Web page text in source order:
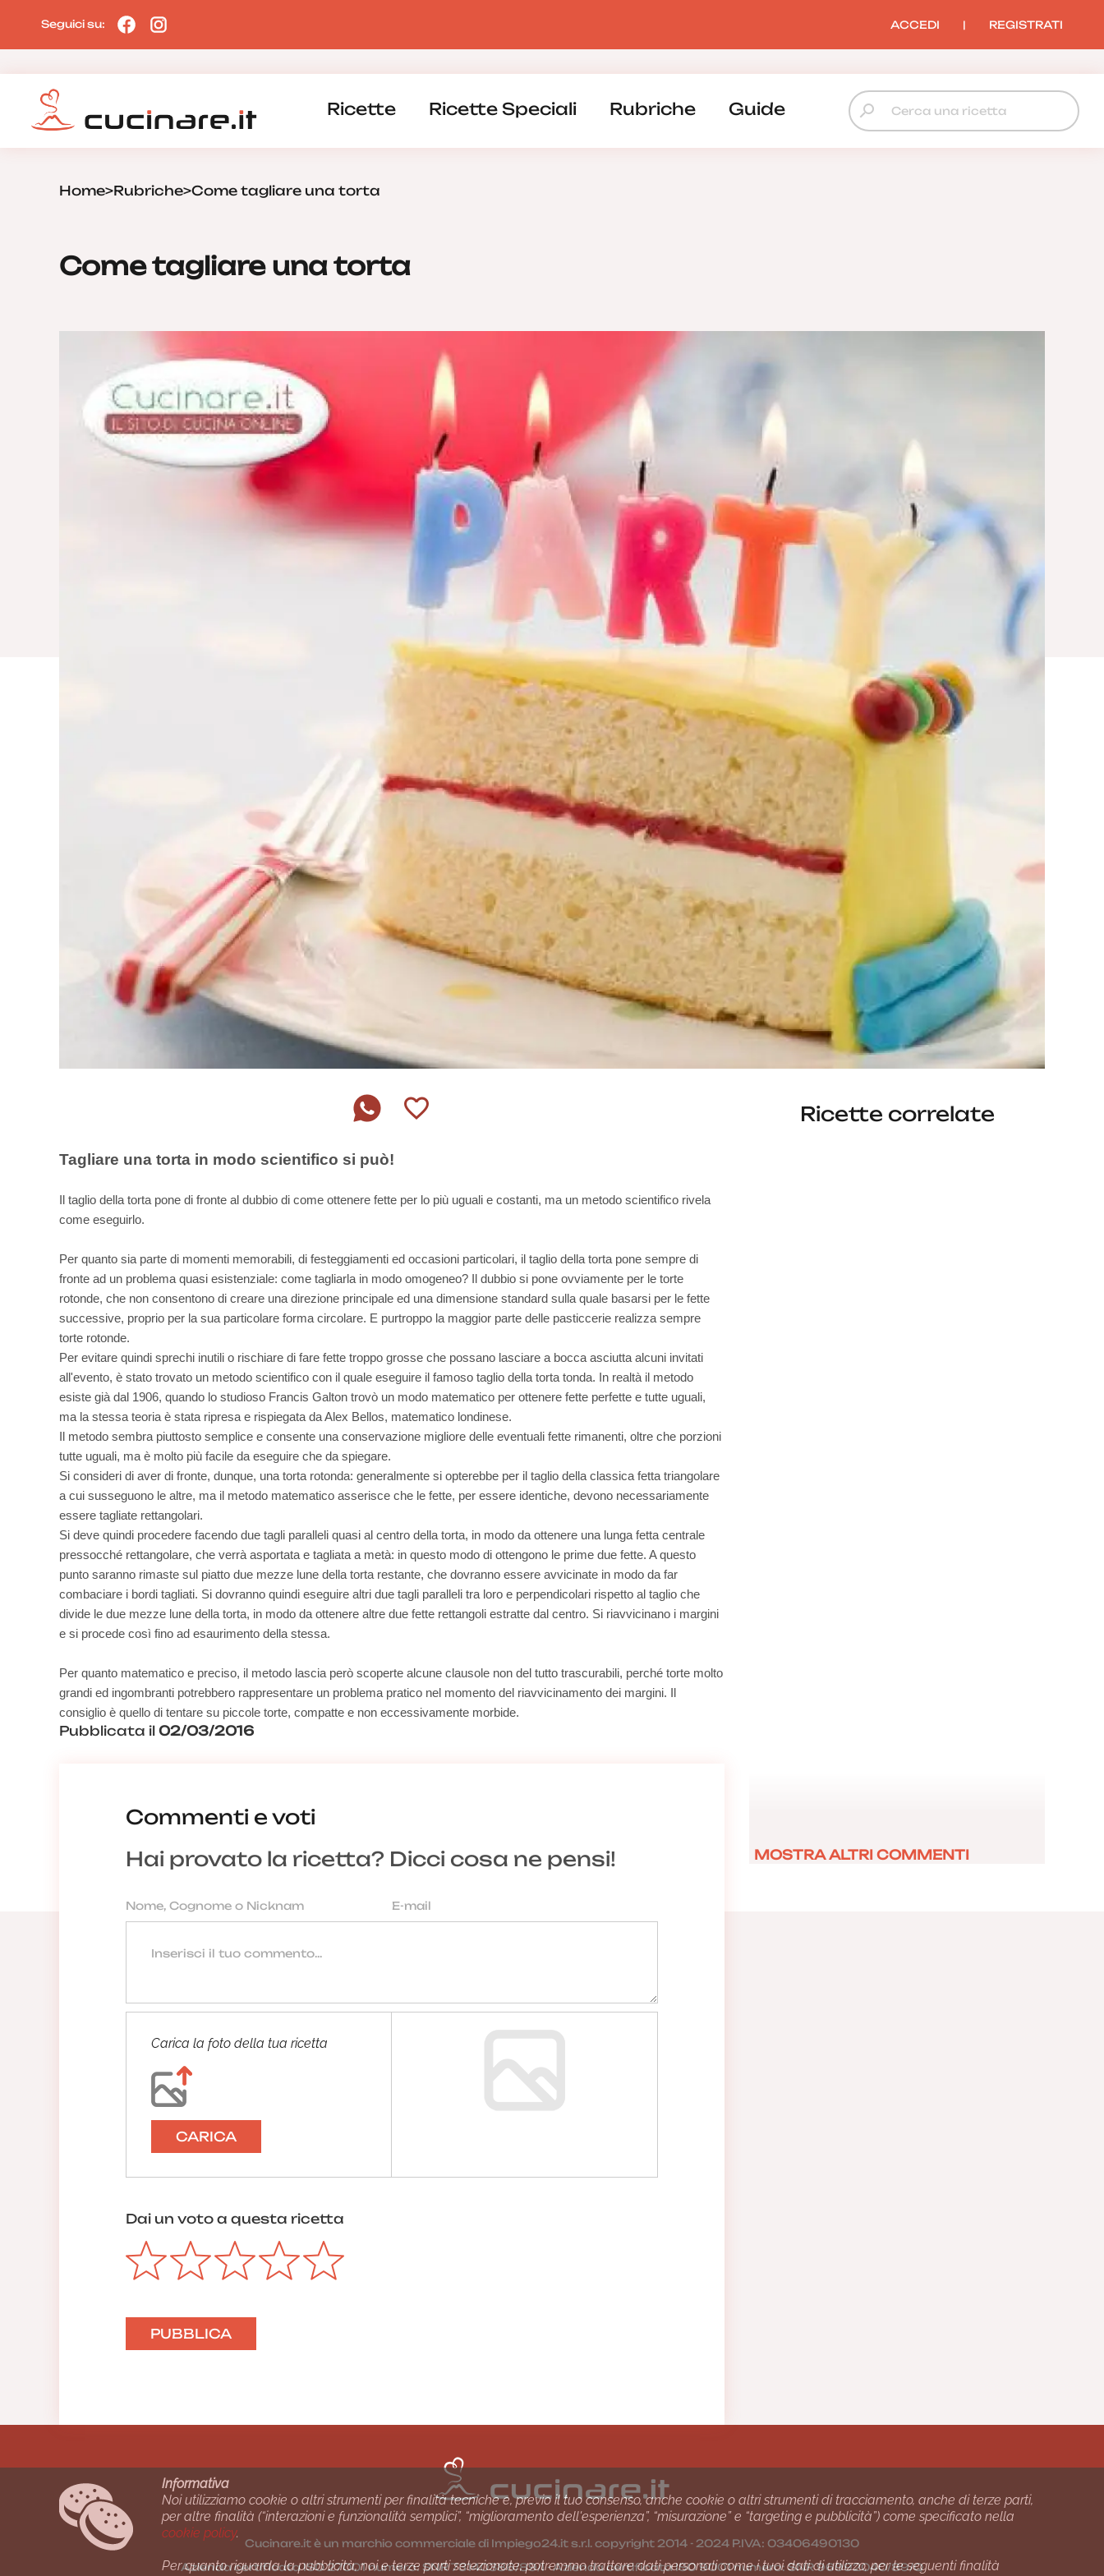
Seguici su: ACCEDI | REGISTRATI
Ricette Ricette Speciali Rubriche Guide
Home>Rubriche>Come tagliare una torta
Come tagliare una torta
Tagliare una torta in modo scientifico si può!
Il taglio della torta pone di fronte al dubbio di come ottenere fette per lo più uguali e costanti, ma un metodo scientifico rivela
come eseguirlo.
Per quanto sia parte di momenti memorabili, di festeggiamenti ed occasioni particolari, il taglio della torta pone sempre di
fronte ad un problema quasi esistenziale: come tagliarla in modo omogeneo? Il dubbio si pone ovviamente per le torte
rotonde, che non consentono di creare una direzione principale ed una dimensione standard sulla quale basarsi per le fette
successive, proprio per la sua particolare forma circolare. E purtroppo la maggior parte delle pasticcerie realizza sempre
torte rotonde.
Per evitare quindi sprechi inutili o rischiare di fare fette troppo grosse che possano lasciare a bocca asciutta alcuni invitati
all'evento, è stato trovato un metodo scientifico con il quale eseguire il famoso taglio della torta tonda. In realtà il metodo
esiste già dal 1906, quando lo studioso Francis Galton trovò un modo matematico per ottenere fette perfette e tutte uguali,
ma la stessa teoria è stata ripresa e rispiegata da Alex Bellos, matematico londinese.
Il metodo sembra piuttosto semplice e consente una conservazione migliore delle eventuali fette rimanenti, oltre che porzioni
tutte uguali, ma è molto più facile da eseguire che da spiegare.
Si consideri di aver di fronte, dunque, una torta rotonda: generalmente si opterebbe per il taglio della classica fetta triangolare
a cui susseguono le altre, ma il metodo matematico asserisce che le fette, per essere identiche, devono necessariamente
essere tagliate rettangolari.
Si deve quindi procedere facendo due tagli paralleli quasi al centro della torta, in modo da ottenere una lunga fetta centrale
pressocché rettangolare, che verrà asportata e tagliata a metà: in questo modo di ottengono le prime due fette. A questo
punto saranno rimaste sul piatto due mezze lune della torta restante, che dovranno essere avvicinate in modo da far
combaciare i bordi tagliati. Si dovranno quindi eseguire altri due tagli paralleli tra loro e perpendicolari rispetto al taglio che
divide le due mezze lune della torta, in modo da ottenere altre due fette rettangoli estratte dal centro. Si riavvicinano i margini
e si procede così fino ad esaurimento della stessa.
Per quanto matematico e preciso, il metodo lascia però scoperte alcune clausole non del tutto trascurabili, perché torte molto
grandi ed ingombranti potrebbero rappresentare un problema pratico nel momento del riavvicinamento dei margini. Il
consiglio è quello di tentare su piccole torte, compatte e non eccessivamente morbide.
Pubblicata il 02/03/2016
Ricette correlate
Commenti e voti
Hai provato la ricetta? Dicci cosa ne pensi!
Carica la foto della tua ricetta
CARICA
Dai un voto a questa ricetta
MOSTRA ALTRI COMMENTI
Cucinare.it è un marchio commerciale di Impiego24.it s.r.l. copyright 2014 - 2024 P.IVA: 03406490130
Azienda certiﬁcata ISO 27001 numero: SNR 73140386/89/I - Azienda certiﬁcata ISO 9001 numero: SNR 96992040/89/Q
Informativa
Noi utilizziamo cookie o altri strumenti per finalità tecniche e, previo il tuo consenso, anche cookie o altri strumenti di tracciamento, anche di terze parti,
per altre finalità (“interazioni e funzionalità semplici”, “miglioramento dell'esperienza”, “misurazione” e “targeting e pubblicità”) come specificato nella
cookie policy.
Per quanto riguarda la pubblicità, noi e terze parti selezionate, potremmo trattare dati personali come i tuoi dati di utilizzo, per le seguenti finalità